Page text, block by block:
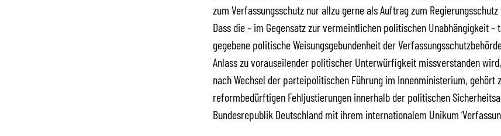
zum Verfassungsschutz nur allzu gerne als Auftrag zum
Dass die – im Gegensatz zur vermeintlichen politischen Unabhängigkeit –
gegebene politische Weisungsgebundenheit der
Anlass zu vorauseilender politischer Unterwürfigkeit missverstanden
nach Wechsel der parteipolitischen Führung im Innenministerium, gehört
reformbedürftigen Fehljustierungen innerhalb der politischen
Bundesrepublik Deutschland mit ihrem internationalem Unikum